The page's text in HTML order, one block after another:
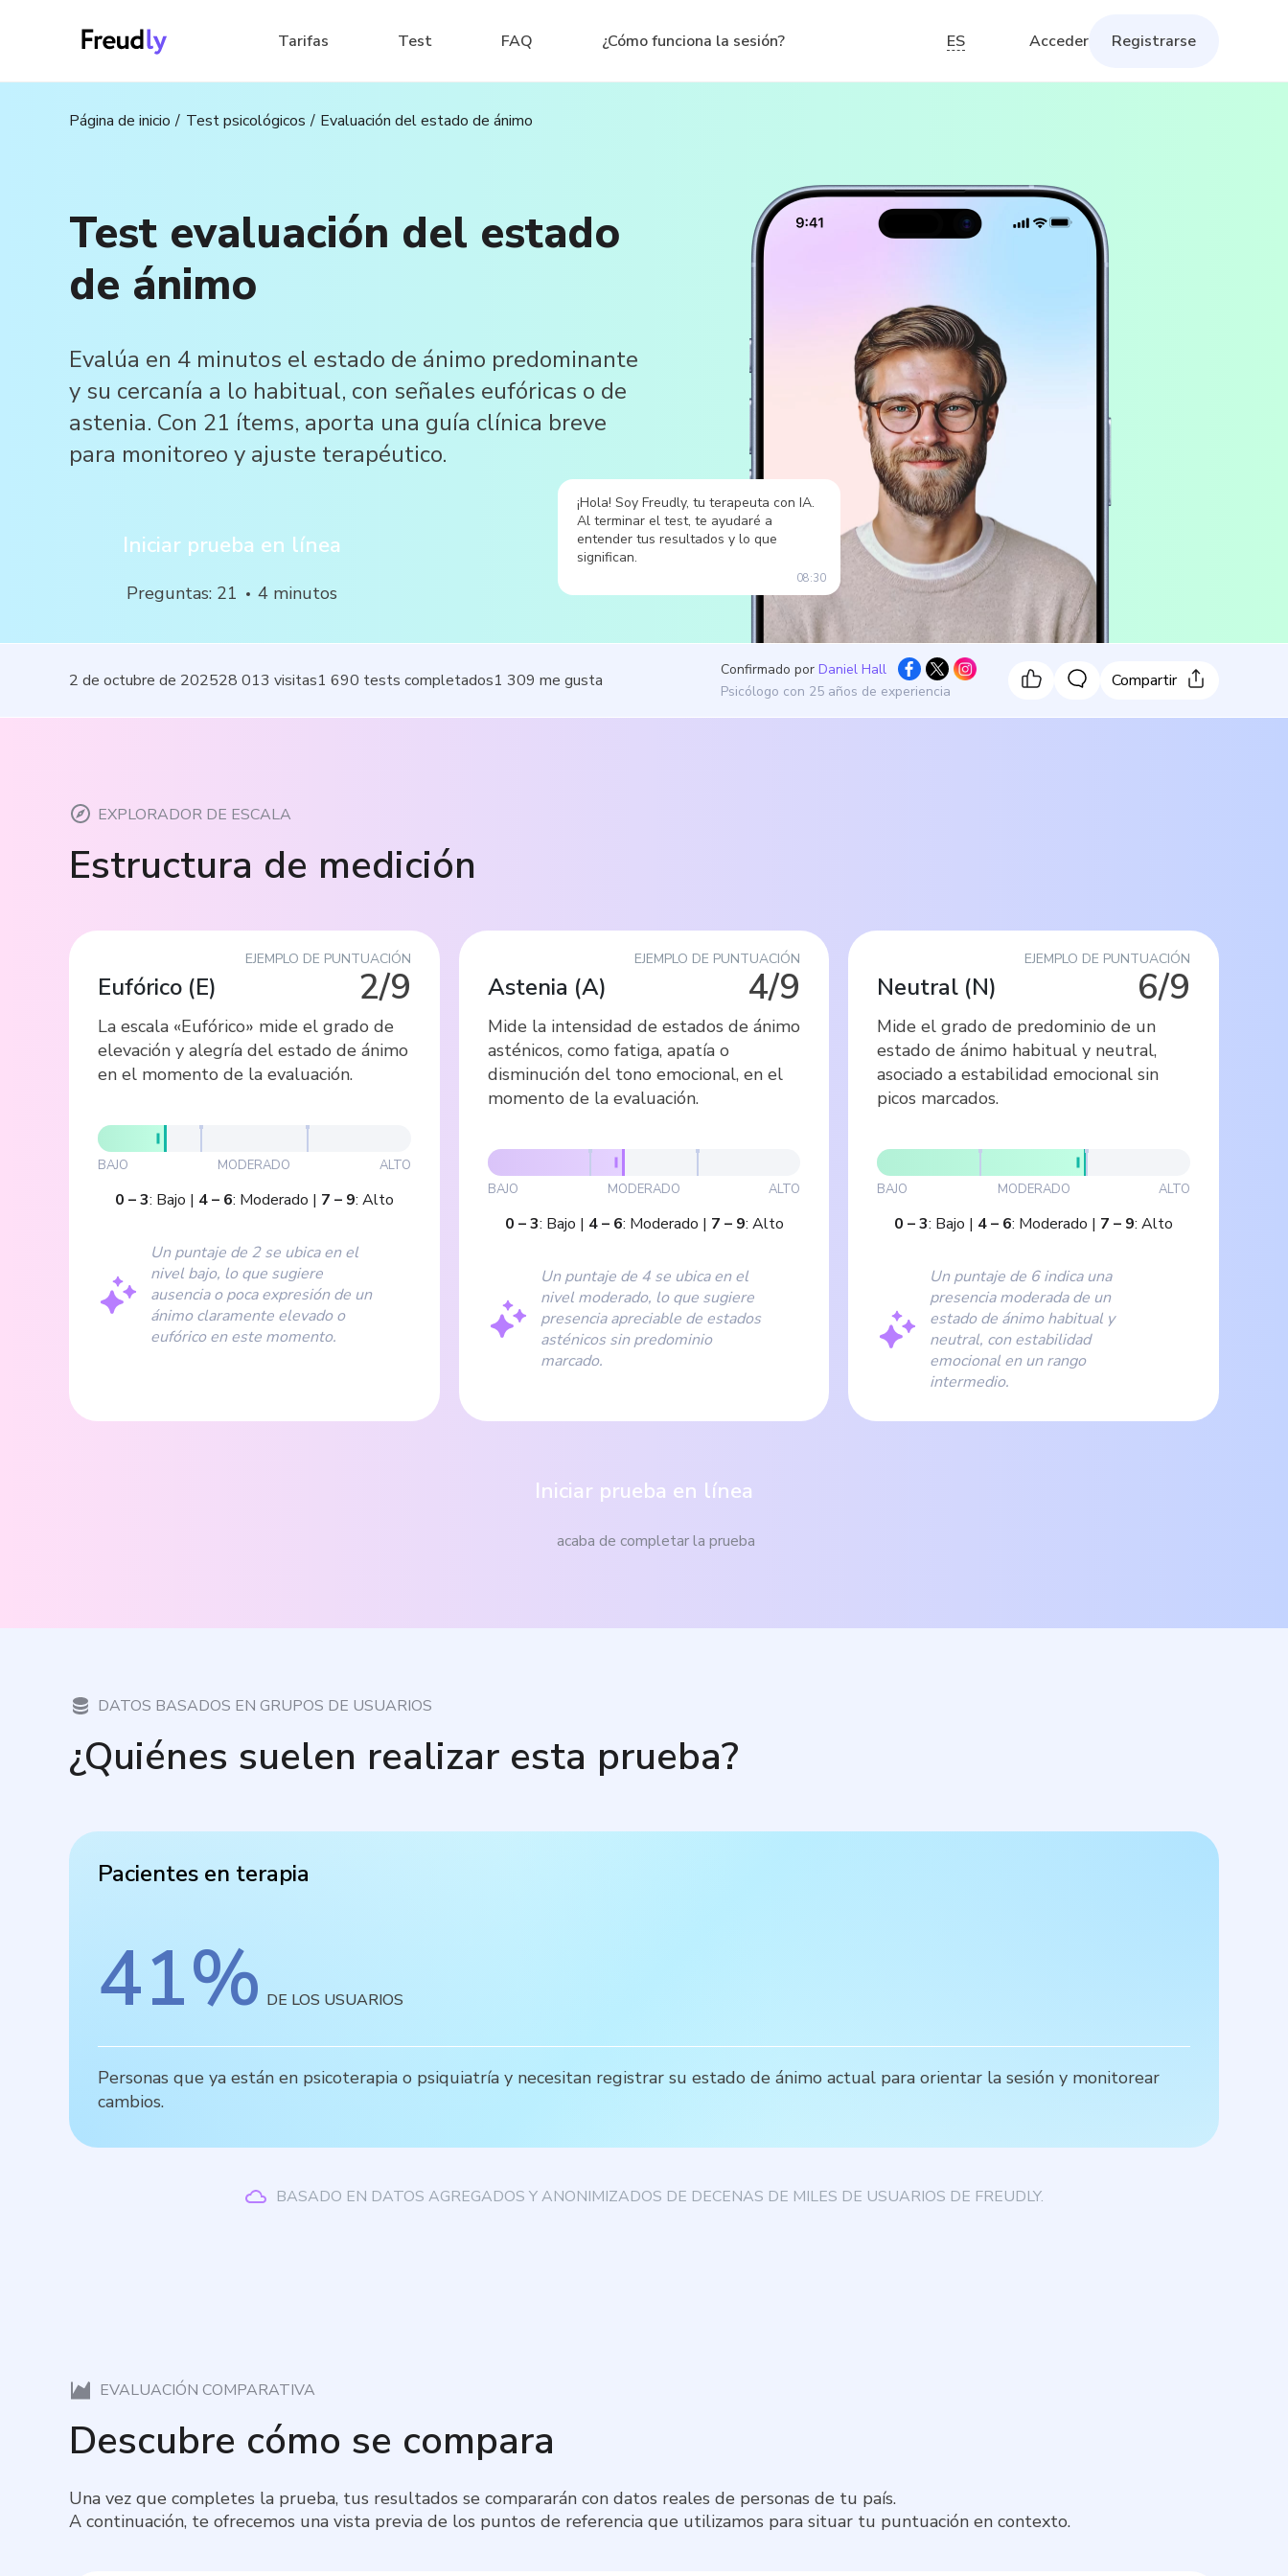
Tarifas Test FAQ ¿Cómo funciona la sesión? ES Acceder Registrarse
Página de inicio Test psicológicos Evaluación del estado de ánimo
Test evaluación del estado
de ánimo
Evalúa en 4 minutos el estado de ánimo predominante
y su cercanía a lo habitual, con señales eufóricas o de
astenia. Con 21 ítems, aporta una guía clínica breve
para monitoreo y ajuste terapéutico.
Iniciar prueba en línea
Preguntas: 21 4 minutos
¡Hola! Soy Freudly, tu terapeuta con IA.
Al terminar el test, te ayudaré a
entender tus resultados y lo que
significan.
08:30
2 de octubre de 202528 013 visitas1 690 tests completados1 309 me gusta
Confirmado por Daniel Hall
Psicólogo con 25 años de experiencia
Compartir
EXPLORADOR DE ESCALA
Estructura de medición
EJEMPLO DE PUNTUACIÓN
2/9
Eufórico (E)
La escala «Eufórico» mide el grado de
elevación y alegría del estado de ánimo
en el momento de la evaluación.
BAJO MODERADO ALTO
0 –3: Bajo | 4– 6: Moderado | 7 – 9: Alto
Un puntaje de 2 se ubica en el
nivel bajo, lo que sugiere
ausencia o poca expresión de un
ánimo claramente elevado o
eufórico en este momento.
EJEMPLO DE PUNTUACIÓN
4/9
Astenia (A)
Mide la intensidad de estados de ánimo
asténicos, como fatiga, apatía o
disminución del tono emocional, en el
momento de la evaluación.
BAJO MODERADO ALTO
0 –3: Bajo | 4– 6: Moderado | 7 – 9: Alto
Un puntaje de 4 se ubica en el
nivel moderado, lo que sugiere
presencia apreciable de estados
asténicos sin predominio
marcado.
EJEMPLO DE PUNTUACIÓN
6/9
Neutral (N)
Mide el grado de predominio de un
estado de ánimo habitual y neutral,
asociado a estabilidad emocional sin
picos marcados.
BAJO MODERADO ALTO
0 –3: Bajo | 4– 6: Moderado | 7 – 9:Alto
Un puntaje de 6 indica una
presencia moderada de un
estado de ánimo habitual y
neutral, con estabilidad
emocional en un rango
intermedio.
Iniciar prueba en línea
acaba de completar la prueba
DATOS BASADOS EN GRUPOS DE USUARIOS
¿Quiénes suelen realizar esta prueba?
Pacientes en terapia
41% DE LOS USUARIOS
Personas que ya están en psicoterapia o psiquiatría y necesitan registrar su estado de ánimo actual para orientar la sesión y monitorear
cambios.
BASADO EN DATOS AGREGADOS Y ANONIMIZADOS DE DECENAS DE MILES DE USUARIOS DE FREUDLY.
EVALUACIÓN COMPARATIVA
Descubre cómo se compara
Una vez que completes la prueba, tus resultados se compararán con datos reales de personas de tu país.
A continuación, te ofrecemos una vista previa de los puntos de referencia que utilizamos para situar tu puntuación en contexto.